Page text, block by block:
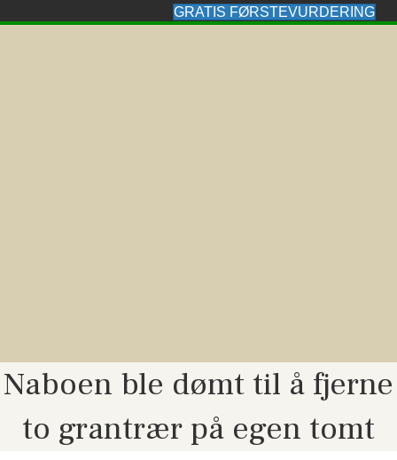
GRATIS FØRSTEVURDERING
Naboen ble dømt til å fjerne
to grantrær på egen tomt